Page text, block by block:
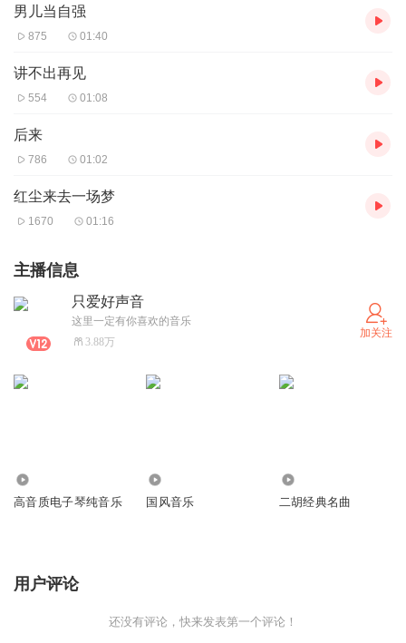
男儿当自强
875 01:40
讲不出再见
554 01:08
后来
786 01:02
红尘来去一场梦
1670 01:16
主播信息
只爱好声音
这里一定有你喜欢的音乐
3.88万
加关注
高音质电子琴纯音乐 国风音乐 二胡经典名曲
用户评论
还没有评论，快来发表第一个评论！